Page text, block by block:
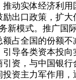
动实体经济利
出口政策，扩
新模式。推广国
额占全国的份额
导各类资本投
引资，与中国银
资主力军作用，